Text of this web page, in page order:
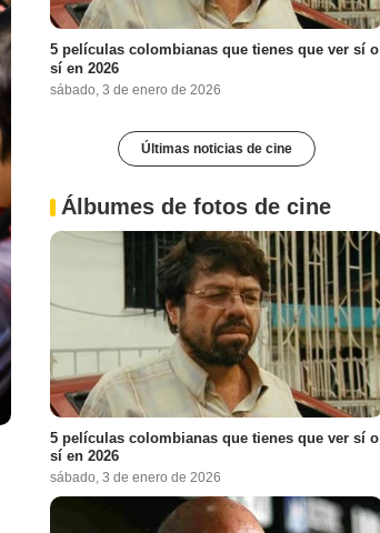
5 películas colombianas que tienes que ver sí o
sí en 2026
sábado, 3 de enero de 2026
Últimas noticias de cine
Álbumes de fotos de cine
5 películas colombianas que tienes que ver sí o
sí en 2026
sábado, 3 de enero de 2026